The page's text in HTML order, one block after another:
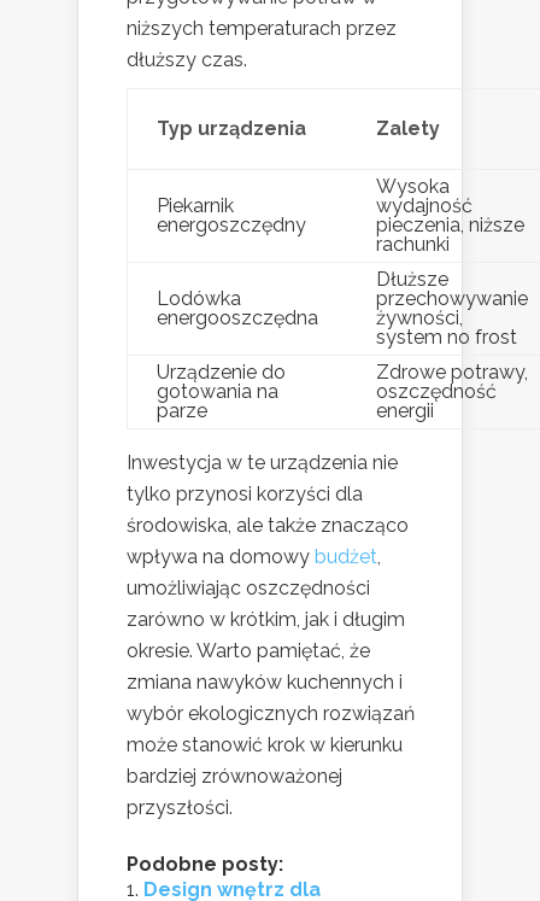
niższych temperaturach przez
dłuższy czas.
Typ urządzenia Zalety
Piekarnik
energoszczędny
Wysoka
wydajność
pieczenia, niższe
rachunki
Lodówka
energooszczędna
Dłuższe
przechowywanie
żywności,
system no frost
Urządzenie do
gotowania na
parze
Zdrowe potrawy,
oszczędność
energii
Inwestycja w te urządzenia nie
tylko przynosi korzyści dla
środowiska, ale także znacząco
wpływa na domowy budżet,
umożliwiając oszczędności
zarówno w krótkim, jak i długim
okresie. Warto pamiętać, że
zmiana nawyków kuchennych i
wybór ekologicznych rozwiązań
może stanowić krok w kierunku
bardziej zrównoważonej
przyszłości.
Podobne posty:
Design wnętrz dla